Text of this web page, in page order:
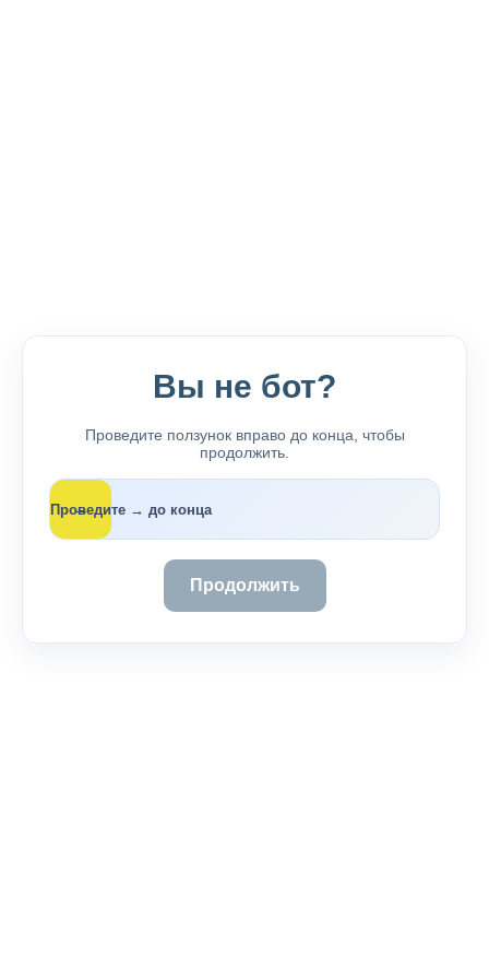
Вы не бот?
Проведите ползунок вправо до конца, чтобы
продолжить.
Проведите → до конца
→
Продолжить